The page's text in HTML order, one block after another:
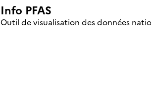
Info PFAS
Outil de visualisation des données